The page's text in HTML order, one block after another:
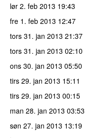
lør 2. feb 2013 19:43
fre 1. feb 2013 12:47
tors 31. jan 2013 21:37
tors 31. jan 2013 02:10
ons 30. jan 2013 05:50
tirs 29. jan 2013 15:11
tirs 29. jan 2013 00:15
man 28. jan 2013 03:53
søn 27. jan 2013 13:19